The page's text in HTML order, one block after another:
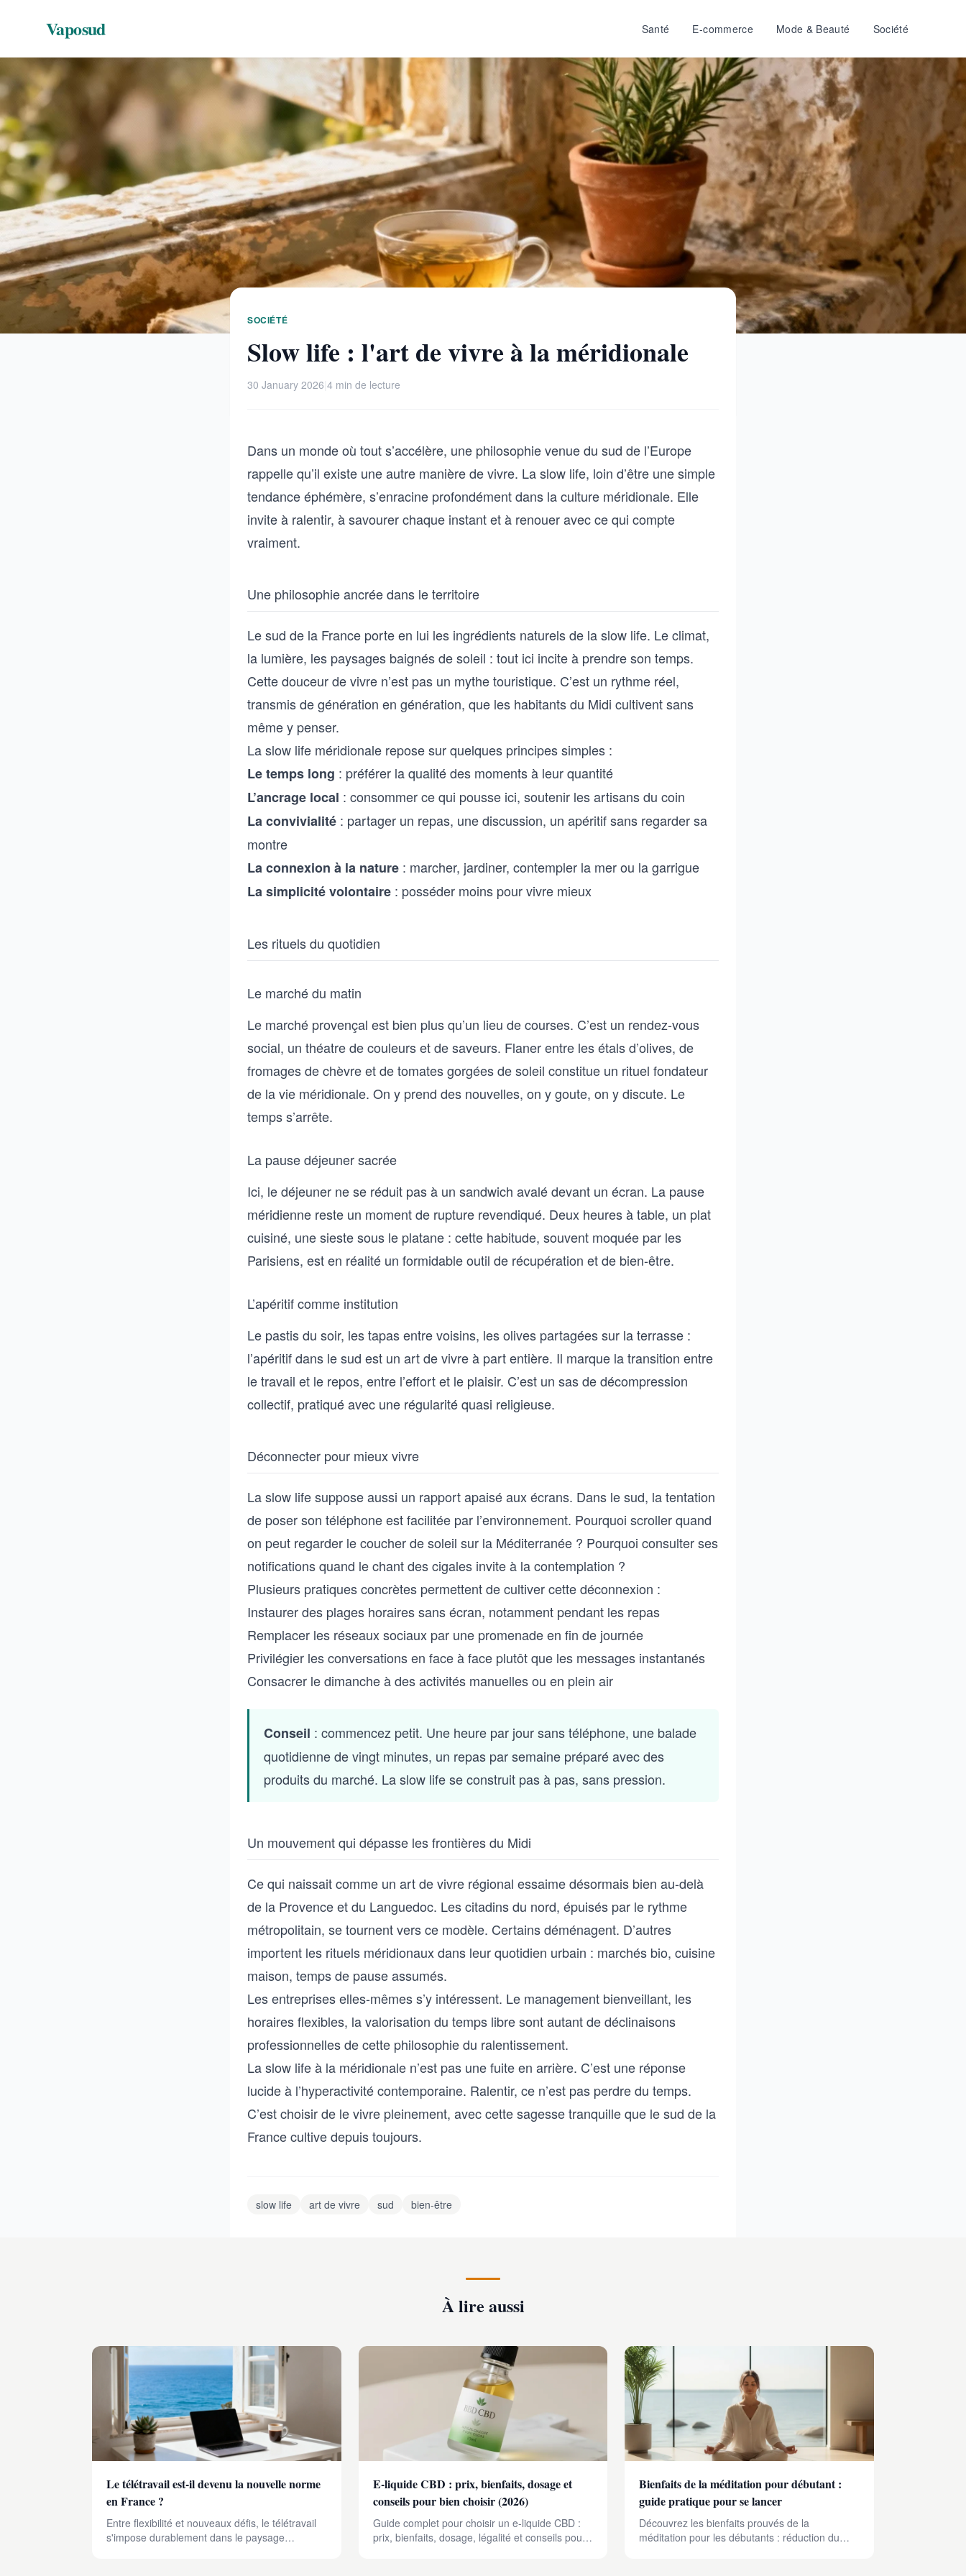
Vaposud Santé E-commerce Mode & Beauté Société
SOCIÉTÉ
Slow life : l'art de vivre à la méridionale
30 January 2026 4 min de lecture
Dans un monde où tout s’accélère, une philosophie venue du sud de l’Europe
rappelle qu’il existe une autre manière de vivre. La slow life, loin d’être une simple
tendance éphémère, s’enracine profondément dans la culture méridionale. Elle
invite à ralentir, à savourer chaque instant et à renouer avec ce qui compte
vraiment.
Une philosophie ancrée dans le territoire
Le sud de la France porte en lui les ingrédients naturels de la slow life. Le climat,
la lumière, les paysages baignés de soleil : tout ici incite à prendre son temps.
Cette douceur de vivre n’est pas un mythe touristique. C’est un rythme réel,
transmis de génération en génération, que les habitants du Midi cultivent sans
même y penser.
La slow life méridionale repose sur quelques principes simples :
Le temps long : préférer la qualité des moments à leur quantité
L’ancrage local : consommer ce qui pousse ici, soutenir les artisans du coin
La convivialité : partager un repas, une discussion, un apéritif sans regarder sa
montre
La connexion à la nature : marcher, jardiner, contempler la mer ou la garrigue
La simplicité volontaire : posséder moins pour vivre mieux
Les rituels du quotidien
Le marché du matin
Le marché provençal est bien plus qu’un lieu de courses. C’est un rendez-vous
social, un théatre de couleurs et de saveurs. Flaner entre les étals d’olives, de
fromages de chèvre et de tomates gorgées de soleil constitue un rituel fondateur
de la vie méridionale. On y prend des nouvelles, on y goute, on y discute. Le
temps s’arrête.
La pause déjeuner sacrée
Ici, le déjeuner ne se réduit pas à un sandwich avalé devant un écran. La pause
méridienne reste un moment de rupture revendiqué. Deux heures à table, un plat
cuisiné, une sieste sous le platane : cette habitude, souvent moquée par les
Parisiens, est en réalité un formidable outil de récupération et de bien-être.
L’apéritif comme institution
Le pastis du soir, les tapas entre voisins, les olives partagées sur la terrasse :
l’apéritif dans le sud est un art de vivre à part entière. Il marque la transition entre
le travail et le repos, entre l’effort et le plaisir. C’est un sas de décompression
collectif, pratiqué avec une régularité quasi religieuse.
Déconnecter pour mieux vivre
La slow life suppose aussi un rapport apaisé aux écrans. Dans le sud, la tentation
de poser son téléphone est facilitée par l’environnement. Pourquoi scroller quand
on peut regarder le coucher de soleil sur la Méditerranée ? Pourquoi consulter ses
notifications quand le chant des cigales invite à la contemplation ?
Plusieurs pratiques concrètes permettent de cultiver cette déconnexion :
Instaurer des plages horaires sans écran, notamment pendant les repas
Remplacer les réseaux sociaux par une promenade en fin de journée
Privilégier les conversations en face à face plutôt que les messages instantanés
Consacrer le dimanche à des activités manuelles ou en plein air
Conseil : commencez petit. Une heure par jour sans téléphone, une balade
quotidienne de vingt minutes, un repas par semaine préparé avec des
produits du marché. La slow life se construit pas à pas, sans pression.
Un mouvement qui dépasse les frontières du Midi
Ce qui naissait comme un art de vivre régional essaime désormais bien au-delà
de la Provence et du Languedoc. Les citadins du nord, épuisés par le rythme
métropolitain, se tournent vers ce modèle. Certains déménagent. D’autres
importent les rituels méridionaux dans leur quotidien urbain : marchés bio, cuisine
maison, temps de pause assumés.
Les entreprises elles-mêmes s’y intéressent. Le management bienveillant, les
horaires flexibles, la valorisation du temps libre sont autant de déclinaisons
professionnelles de cette philosophie du ralentissement.
La slow life à la méridionale n’est pas une fuite en arrière. C’est une réponse
lucide à l’hyperactivité contemporaine. Ralentir, ce n’est pas perdre du temps.
C’est choisir de le vivre pleinement, avec cette sagesse tranquille que le sud de la
France cultive depuis toujours.
slow life art de vivre sud bien-être
À lire aussi
Le télétravail est-il devenu la nouvelle norme
en France ?
Entre flexibilité et nouveaux défis, le télétravail
s'impose durablement dans le paysage
E-liquide CBD : prix, bienfaits, dosage et
conseils pour bien choisir (2026)
Guide complet pour choisir un e-liquide CBD :
prix, bienfaits, dosage, légalité et conseils pour
Bienfaits de la méditation pour débutant :
guide pratique pour se lancer
Découvrez les bienfaits prouvés de la
méditation pour les débutants : réduction du